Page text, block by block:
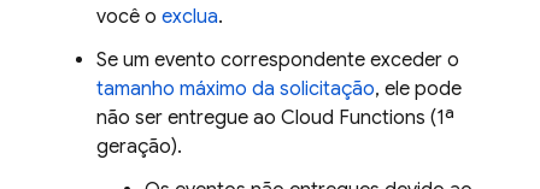
você o exclua.
Se um evento correspondente exceder o
tamanho máximo da solicitação, ele pode
não ser entregue ao Cloud Functions (1ª
geração).